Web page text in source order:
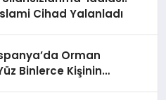
Cihad Yalanladı
Orman
Binlerce Kişinin